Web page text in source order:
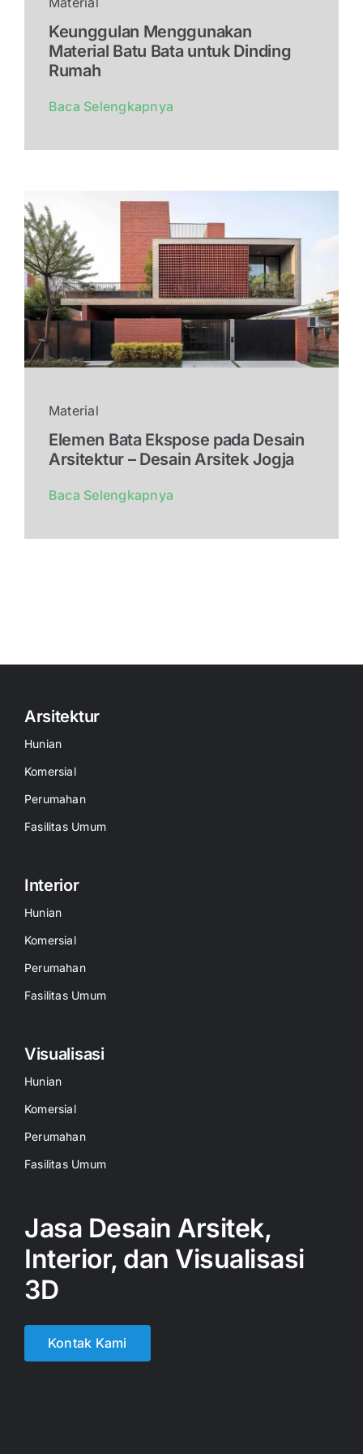
Keunggulan Menggunakan
Material Batu Bata untuk Dinding
Rumah
Baca Selengkapnya
Material
Elemen Bata Ekspose pada Desain
Arsitektur – Desain Arsitek Jogja
Baca Selengkapnya
Arsitektur
Hunian
Komersial
Perumahan
Fasilitas Umum
Interior
Hunian
Komersial
Perumahan
Fasilitas Umum
Visualisasi
Hunian
Komersial
Perumahan
Fasilitas Umum
Jasa Desain Arsitek,
Interior, dan Visualisasi
3D
Kontak Kami